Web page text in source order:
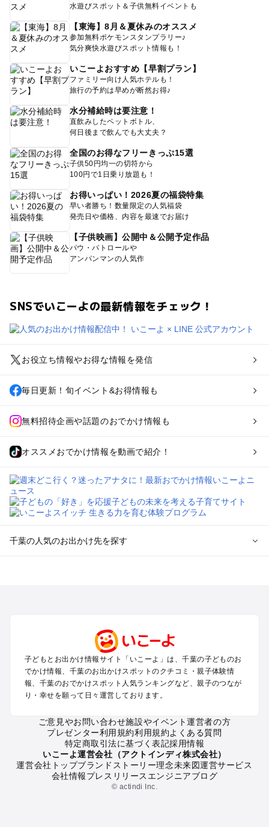
水遊びスポット＆子供無料イベントも
【東海】8月＆夏休みのオススメ
参加無料ポケモンスタンプラリー♪
気分爽快水遊びスポット情報も！
いこーよおすすめ【早割プラン】
ファミリー向け人気ホテルも！
旅行の予約は早めが断然お得♪
水分補給時は要注意！
直飲みしたペットボトル、
何日後まで飲んでも大丈夫？
全国のお得なフリーきっぷ15選
子供50円均一の切符から
100円で1日乗り放題も！
お得いっぱい！2026夏の福袋特集
早い者勝ち！数量限定の人気福袋
発売日や価格、内容を最速でお届け
【子供映画】公開中＆公開予定作品
パウ・パトロールや
アンパンマンの人気作
SNSでいこーよの最新情報をチェック！
お役立ち情報やお得な情報を発信
毎日更新！旬イベント&お得情報も
無料招待企画や話題のおでかけ情報も
オススメおでかけ情報を動画で紹介！
千葉の人気のお出かけ先を探す
成田・印西・酒々井のプールお出かけ
館山・南房総のプールお出かけ
九十九里・銚子のプールお出かけ
千葉市・市原のプールお出かけ
鴨川・勝浦・御宿のプールお出かけ
千葉の定番お出かけスポット
千葉の遊園地
千葉の動物園
千葉のバーベキュー
子どもとお出かけ情報サイト「いこーよ」は、千葉の子どものお
でかけ情報、千葉のお出かけスポットのクチコミ・親子体験情
報、千葉のおでかけスポット人気ランキングなど、親子のつなが
り・幸せを願って日々運営しております。
ご意見やお問い合わせ施設やイベント運営者の方
プレゼンター利用規約利用規約よくある質問
特定商取引法に基づく表記採用情報
いこーよ運営会社（アクトインディ株式会社）
運営会社トップブランドストーリー理念未来図運営サービス
会社情報プレスリリース エンジニアブログ
© actindi Inc.